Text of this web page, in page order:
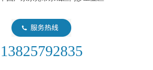
公司或组织。EDI是指企业之间在电子化的环境
件
阻高咋回事？
13825792835